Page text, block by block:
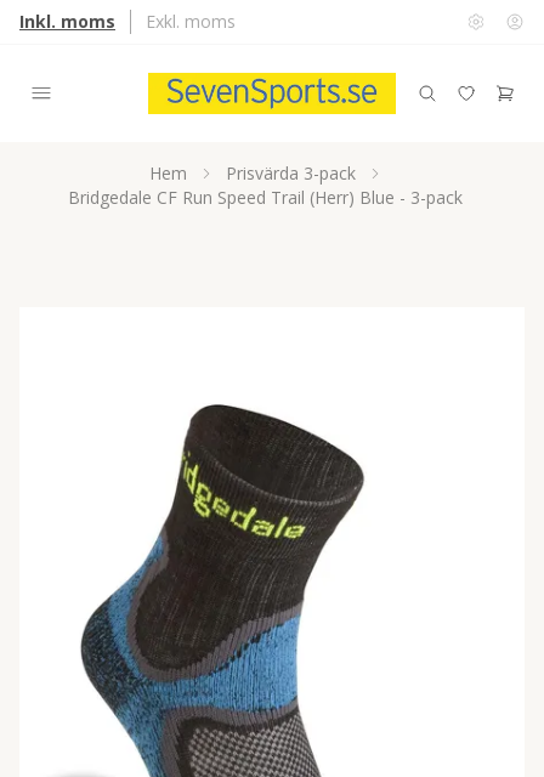
Inkl. moms Exkl. moms
Hem
Prisvärda 3-pack
Bridgedale CF Run Speed Trail (Herr) Blue - 3-pack